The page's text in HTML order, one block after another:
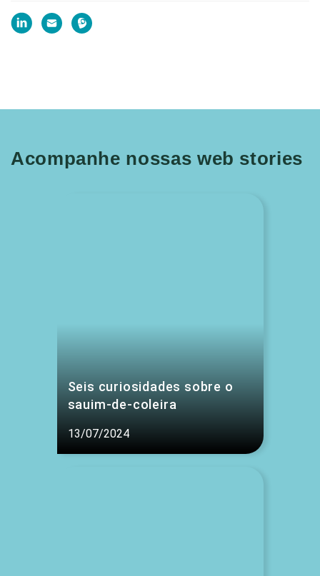
Acompanhe nossas web stories
Seis curiosidades sobre o
sauim-de-coleira
13/07/2024